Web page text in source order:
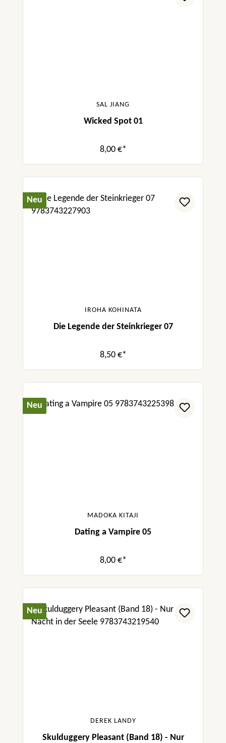
SAL JIANG
Wicked Spot 01
8,00 €*
Neu
IROHA KOHINATA
Die Legende der Steinkrieger 07
8,50 €*
Neu
MADOKA KITAJI
Dating a Vampire 05
8,00 €*
Neu
DEREK LANDY
Skulduggery Pleasant (Band 18) - Nur